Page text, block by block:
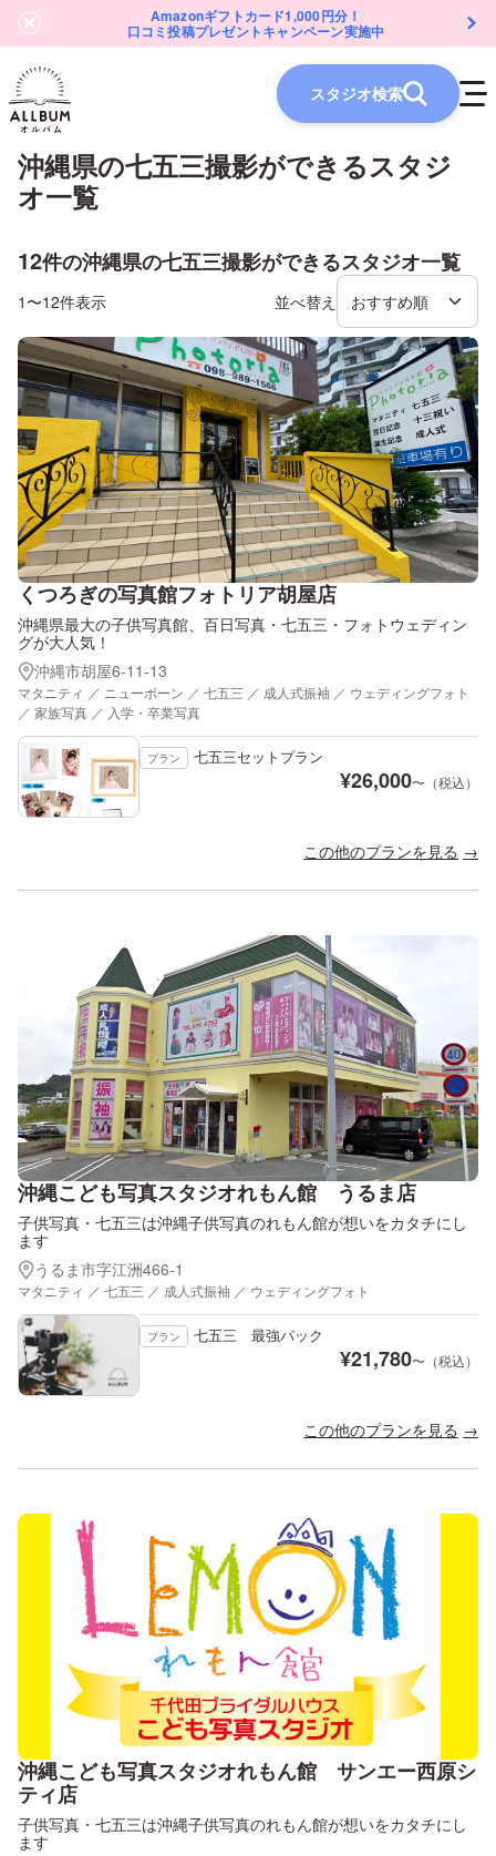
Amazonギフトカード1,000円分！
口コミ投稿プレゼントキャンペーン実施中
スタジオ検索
沖縄県の七五三撮影ができるスタジ
オ一覧
12件の沖縄県の七五三撮影ができるスタジオ一覧
1〜12件表示 並べ替え
くつろぎの写真館フォトリア胡屋店
沖縄県最大の子供写真館、百日写真・七五三・フォトウェディン
グが大人気！
沖縄市胡屋6-11-13
マタニティ ／ ニューボーン ／ 七五三 ／ 成人式振袖 ／ ウェディングフォト
／ 家族写真 ／ 入学・卒業写真
プラン 七五三セットプラン
¥26,000〜（税込）
この他のプランを見る
沖縄こども写真スタジオれもん館 うるま店
子供写真・七五三は沖縄子供写真のれもん館が想いをカタチにし
ます
うるま市字江洲466-1
マタニティ ／ 七五三 ／ 成人式振袖 ／ ウェディングフォト
プラン 七五三 最強パック
¥21,780〜（税込）
この他のプランを見る
沖縄こども写真スタジオれもん館 サンエー西原シ
ティ店
子供写真・七五三は沖縄子供写真のれもん館が想いをカタチにし
ます